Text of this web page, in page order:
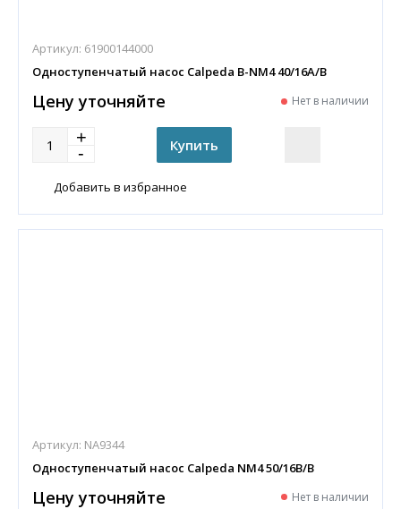
Артикул: 61900144000
Одноступенчатый насос Calpeda B-NM4 40/16A/B
Цену уточняйте Нет в наличии
Добавить в избранное
Артикул: NA9344
Одноступенчатый насос Calpeda NM4 50/16B/B
Цену уточняйте Нет в наличии